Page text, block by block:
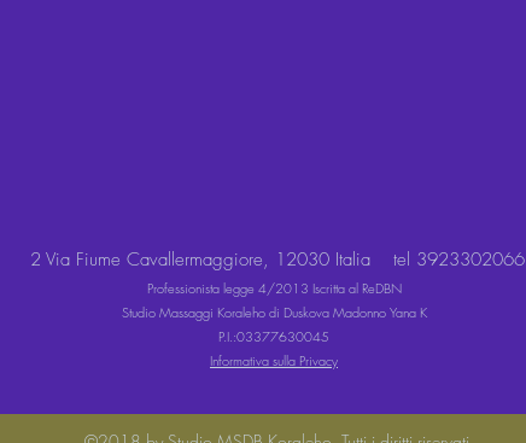
2 Via Fiume Cavallermaggiore, 12030 Italia tel 3923302066
Professionista legge 4/2013 Iscritta al ReDBN
Studio Massaggi Koraleho di Duskova Madonno Yana K
P.I.:03377630045
Informativa sulla Privacy